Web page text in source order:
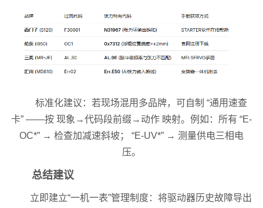
标准化建议：若现场混用多品牌，可自制 “通用速查
卡” ——按 现象→代码段前缀→动作 映射。例如：所有 “E-
OC*” → 检查加减速斜坡； “E-UV*” → 测量供电三相电
压。
总结建议
立即建立“一机一表”管理制度：将驱动器历史故障导出